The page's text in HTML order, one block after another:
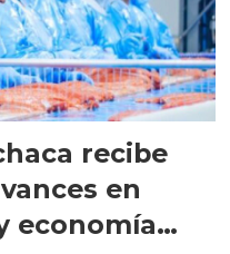
recibe
en
economía